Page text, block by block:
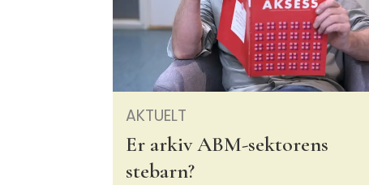
AKTUELT
Er arkiv ABM-sektorens
stebarn?